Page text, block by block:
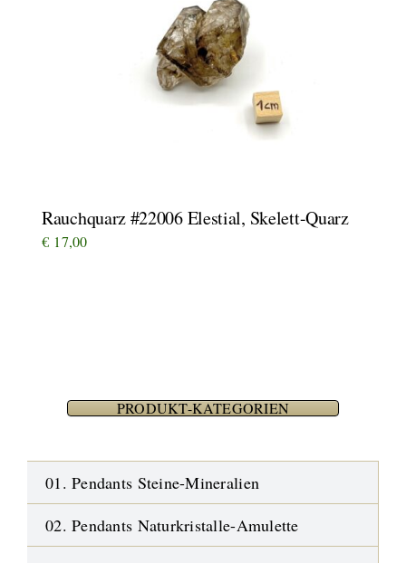
Rauchquarz #22006 Elestial, Skelett-Quarz
€ 17,00
PRODUKT-KATEGORIEN
01. Pendants Steine-Mineralien
02. Pendants Naturkristalle-Amulette